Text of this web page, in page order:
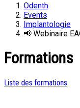
Odenth
Events
Implantologie
📢 Webinaire
Formations
Liste des formations